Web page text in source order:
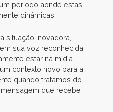
período aonde estas
dinâmicas.
situação inovadora,
sua voz reconhecida
estar na mídia
contexto novo para a
quando tratamos do
que recebe